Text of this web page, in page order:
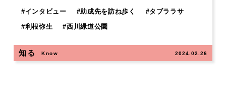
#インタビュー #助成先を訪ね歩く #タブララサ
#利根弥生 #西川緑道公園
知る Know 2024.02.26